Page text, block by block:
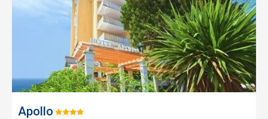
Apollo Hodnotenie: